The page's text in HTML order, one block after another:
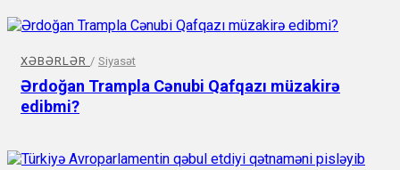
XƏBƏRLƏR / Siyasət
Ərdoğan Trampla Cənubi Qafqazı müzakirə
edibmi?